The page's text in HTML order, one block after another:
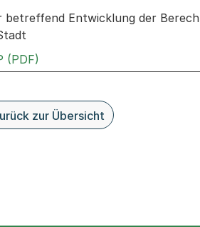
Entwicklung der
(PDF)
zur Übersicht